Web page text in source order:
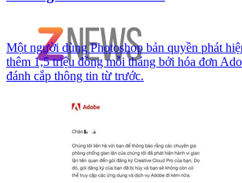
Một người dùng Photoshop bản quyền phát
thêm 1,5 triệu đồng mỗi tháng bởi hóa đơn
đánh cắp thông tin từ trước.